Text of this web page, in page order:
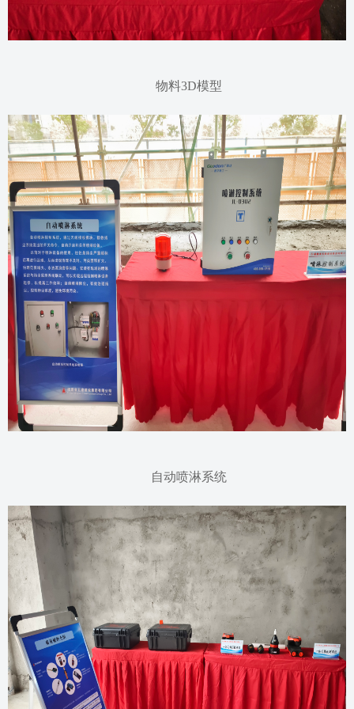
物料3D模型
自动喷淋系统